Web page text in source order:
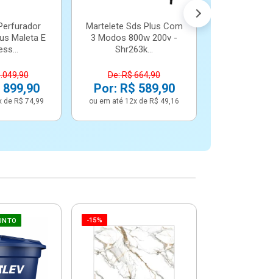
Maleta E
de R$ 74,99
Martelete Sds Plus Com
3 Modos 800w 200v -
Shr263k...
De: R$ 664,90
Por: R$ 589,90
ou em até 12x de R$ 49,16
-15%